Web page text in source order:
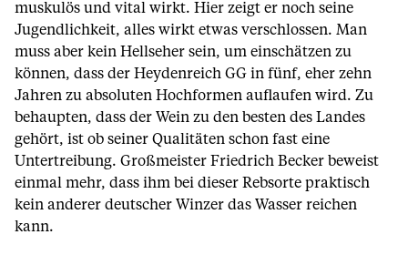
muskulös und vital wirkt. Hier zeigt er noch seine
Jugendlichkeit, alles wirkt etwas verschlossen. Man
muss aber kein Hellseher sein, um einschätzen zu
können, dass der Heydenreich GG in fünf, eher zehn
Jahren zu absoluten Hochformen auflaufen wird. Zu
behaupten, dass der Wein zu den besten des Landes
gehört, ist ob seiner Qualitäten schon fast eine
Untertreibung. Großmeister Friedrich Becker beweist
einmal mehr, dass ihm bei dieser Rebsorte praktisch
kein anderer deutscher Winzer das Wasser reichen
kann.